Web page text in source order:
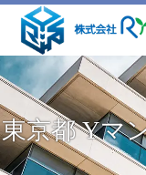
東京都 Yマ